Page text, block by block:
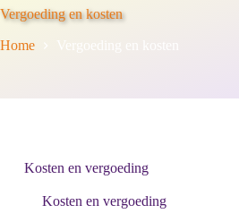
Vergoeding en kosten
Home Vergoeding en kosten
Kosten en vergoeding
Kosten en vergoeding